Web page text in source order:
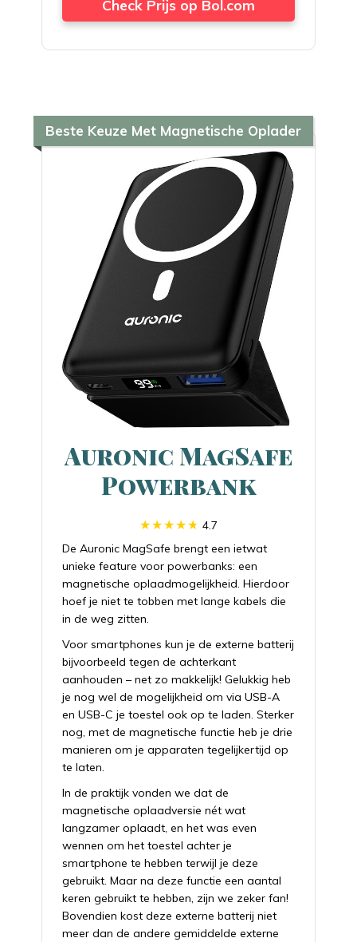
Check Prijs op Bol.com
Beste Keuze Met Magnetische Oplader
Auronic MagSafe
Powerbank
4.7
De Auronic MagSafe brengt een ietwat
unieke feature voor powerbanks: een
magnetische oplaadmogelijkheid. Hierdoor
hoef je niet te tobben met lange kabels die
in de weg zitten.
Voor smartphones kun je de externe batterij
bijvoorbeeld tegen de achterkant
aanhouden – net zo makkelijk! Gelukkig heb
je nog wel de mogelijkheid om via USB-A
en USB-C je toestel ook op te laden. Sterker
nog, met de magnetische functie heb je drie
manieren om je apparaten tegelijkertijd op
te laten.
In de praktijk vonden we dat de
magnetische oplaadversie nét wat
langzamer oplaadt, en het was even
wennen om het toestel achter je
smartphone te hebben terwijl je deze
gebruikt. Maar na deze functie een aantal
keren gebruikt te hebben, zijn we zeker fan!
Bovendien kost deze externe batterij niet
meer dan de andere gemiddelde externe